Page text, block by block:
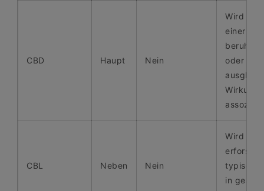
CBD Haupt Nein
Wird
einer
oder
Wirkung
CBL Neben Nein
Wird
in